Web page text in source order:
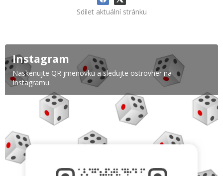
Sdílet aktuální stránku
Instagram
Naskenujte QR jmenovku a sledujte ostrovher na
Instagramu.